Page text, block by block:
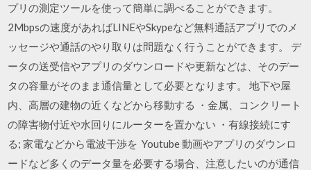
プリの測定ツールを使って簡単に調べることができます。
2Mbpsの速度があればLINEやSkypeなど無料通話アプリでのメ
ッセージや通話のやり取りは問題なく行うことができます。 デ
ータの送受信やアプリのダウンロードや更新などは、そのデー
タの容量がそのまま通信量として必要となります。 地下や屋
内、高層の建物の近くなどから移動する ・金属、コンクリート
の障害物付近や水回りにルーターを置かない ・有線接続にす
る; 家電などから電波干渉を Youtube 動画やアプリのダウンロ
ードなど多くのデータ量を必要する場合、注意したいのが通信